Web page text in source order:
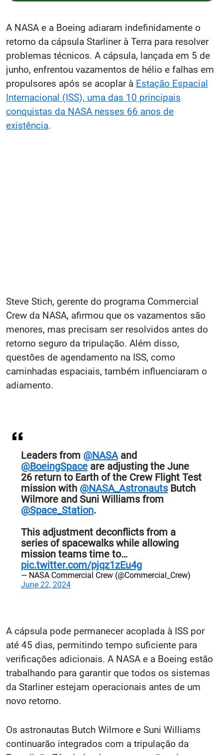
A NASA e a Boeing adiaram indefinidamente o
retorno da cápsula Starliner à Terra para resolver
problemas técnicos. A cápsula, lançada em 5 de
junho, enfrentou vazamentos de hélio e falhas em
propulsores após se acoplar à Estação Espacial
Internacional (ISS)​, uma das 10 principais
conquistas da NASA nesses 66 anos de
existência.
Steve Stich, gerente do programa Commercial
Crew da NASA, afirmou que os vazamentos são
menores, mas precisam ser resolvidos antes do
retorno seguro da tripulação. Além disso,
questões de agendamento na ISS, como
caminhadas espaciais, também influenciaram o
adiamento.
Leaders from @NASAand
@BoeingSpace are adjusting the June
26 return to Earth of the Crew Flight Test
mission with @NASA_AstronautsButch
Wilmore and Suni Williams from
@Space_Station.
This adjustment deconflicts from a
series of spacewalks while allowing
mission teams time to…
pic.twitter.com/pjqz1zEu4g
— NASA Commercial Crew (@Commercial_Crew)
June 22, 2024
A cápsula pode permanecer acoplada à ISS por
até 45 dias, permitindo tempo suficiente para
verificações adicionais. A NASA e a Boeing estão
trabalhando para garantir que todos os sistemas
da Starliner estejam operacionais antes de um
novo retorno​.
Os astronautas Butch Wilmore e Suni Williams
continuarão integrados com a tripulação da